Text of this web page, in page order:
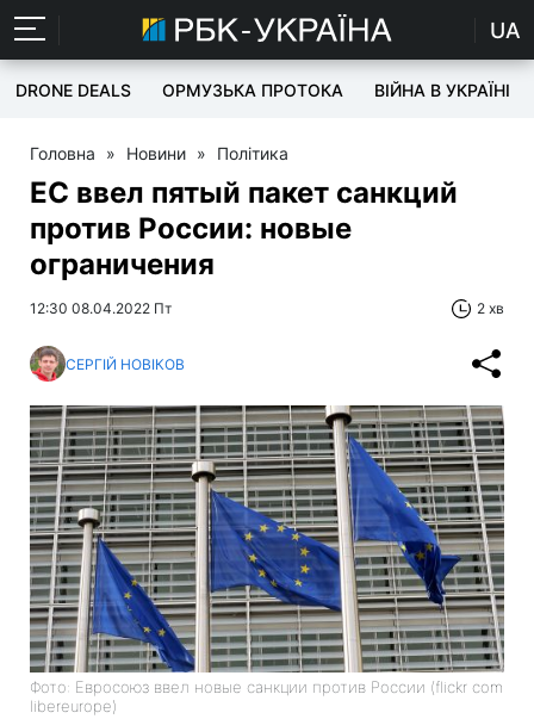
UA
DRONE DEALS ОРМУЗЬКА ПРОТОКА ВІЙНА В УКРАЇНІ
Головна » Новини » Політика
ЕС ввел пятый пакет санкций
против России: новые
ограничения
12:30 08.04.2022 Пт 2 хв
СЕРГІЙ НОВІКОВ
Фото: Евросоюз ввел новые санкции против России (flickr com
libereurope)